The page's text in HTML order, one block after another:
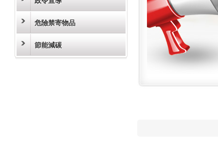
危險禁寄物品
節能減碳